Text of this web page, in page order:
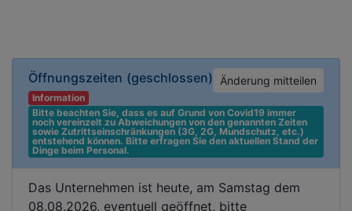
Öffnungszeiten (geschlossen) Änderung mitteilen
Information
Bitte beachten Sie, dass es auf Grund von Covid19 immer
noch vereinzelt zu Abweichungen von den genannten Zeiten
sowie Zutrittseinschränkungen (3G, 2G, Mundschutz, etc.)
entstehend können. Bitte erfragen Sie den aktuellen Stand der
Dinge beim Personal.
Das Unternehmen ist heute, am Samstag dem
08.08.2026, eventuell geöffnet, bitte